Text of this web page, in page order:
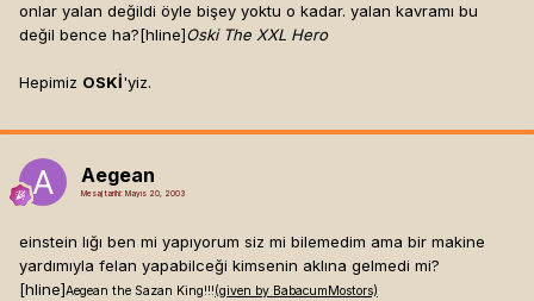
onlar yalan değildi öyle bişey yoktu o kadar. yalan kavramı bu
değil bence ha?[hline]Oski The XXL Hero
Hepimiz OSKİ'yiz.
Aegean
Mesaj tarihi: Mayıs 20, 2003
einstein lığı ben mi yapıyorum siz mi bilemedim ama bir makine
yardımıyla felan yapabilceği kimsenin aklına gelmedi mi?
[hline]Aegean the Sazan King!!!(given by BabacumMostors)